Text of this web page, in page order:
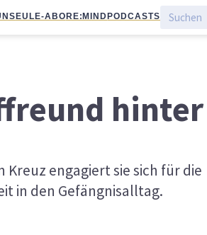
EULE-ABO RE:MIND PODCASTS
hinter
Kreuz engagiert sie sich für die
in den Gefängnisalltag.